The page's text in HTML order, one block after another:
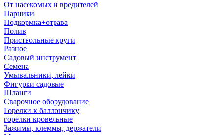
От насекомых и вредителей
Парники
Подкормка+отрава
Полив
Приствольные круги
Разное
Садовый инструмент
Семена
Умывальники, лейки
Фигурки садовые
Шланги
Сварочное оборудование
Горелки к баллончику
горелки кровельные
Зажимы, клеммы, держатели